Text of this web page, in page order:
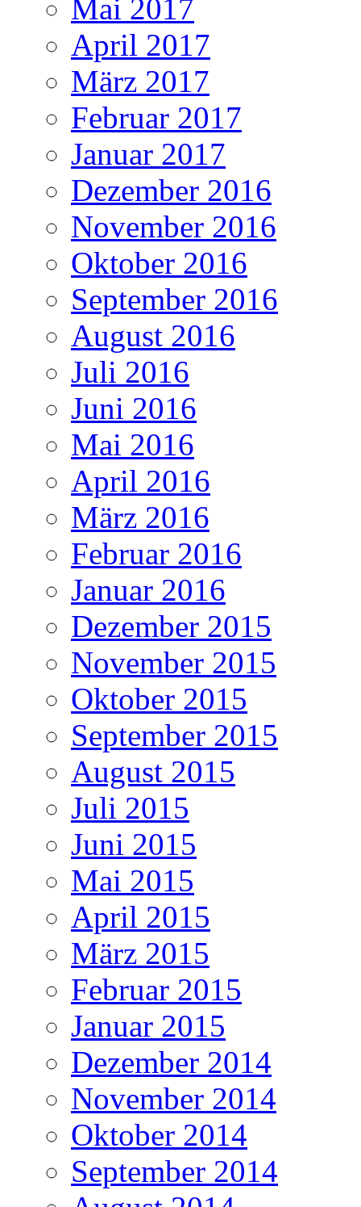
Mai 2017
April 2017
März 2017
Februar 2017
Januar 2017
Dezember 2016
November 2016
Oktober 2016
September 2016
August 2016
Juli 2016
Juni 2016
Mai 2016
April 2016
März 2016
Februar 2016
Januar 2016
Dezember 2015
November 2015
Oktober 2015
September 2015
August 2015
Juli 2015
Juni 2015
Mai 2015
April 2015
März 2015
Februar 2015
Januar 2015
Dezember 2014
November 2014
Oktober 2014
September 2014